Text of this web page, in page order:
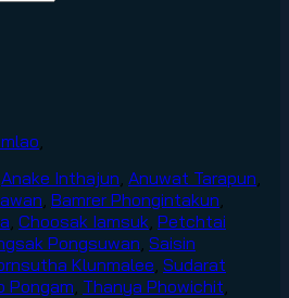
Anake Inthajun Anuwat Tarapun
Bamrer Phongintakun
Choosak Iamsuk Petchtai
Pongsuwan Saisin
Klunmalee Sudarat
Pongam Thanya Phowichit